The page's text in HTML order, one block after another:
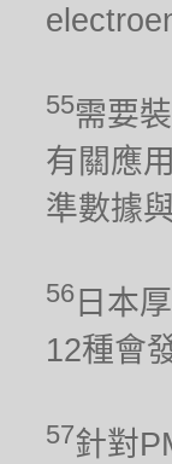
55需要
有關應
準數據
56 日本
12種會
57針對